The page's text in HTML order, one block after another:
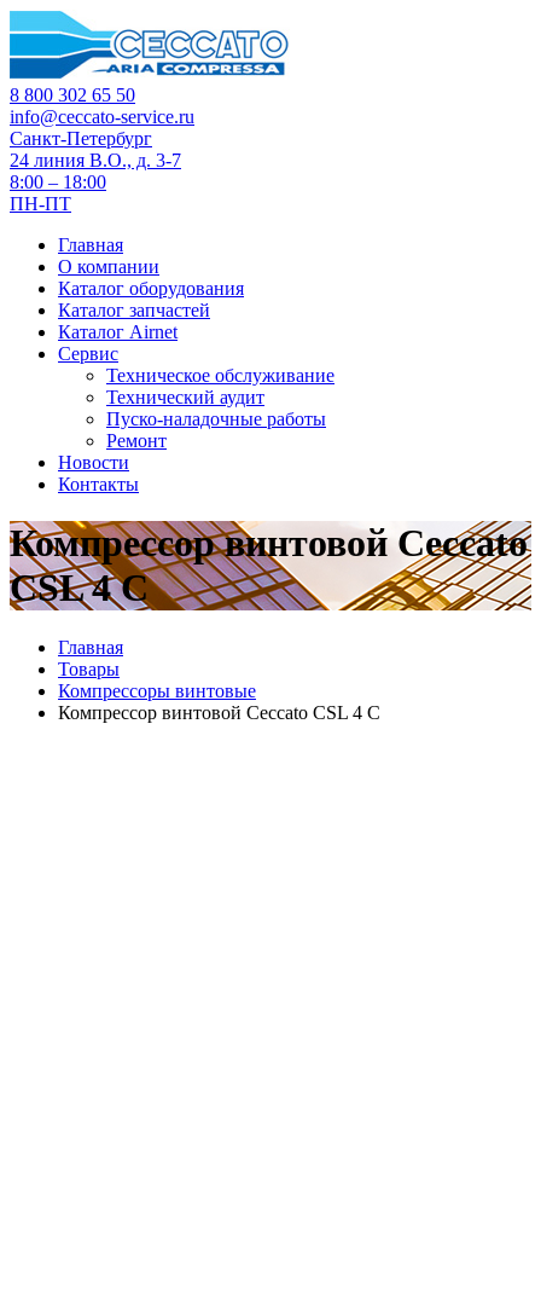
8 800 302 65 50
info@ceccato-service.ru
Санкт-Петербург
24 линия В.О., д. 3-7
8:00 – 18:00
ПН-ПТ
Главная
О компании
Каталог оборудования
Каталог запчастей
Каталог Airnet
Сервис
Техническое обслуживание
Технический аудит
Пуско-наладочные работы
Ремонт
Новости
Контакты
Компрессор винтовой Ceccato
CSL 4 C
Главная
Товары
Компрессоры винтовые
Компрессор винтовой Ceccato CSL 4 C